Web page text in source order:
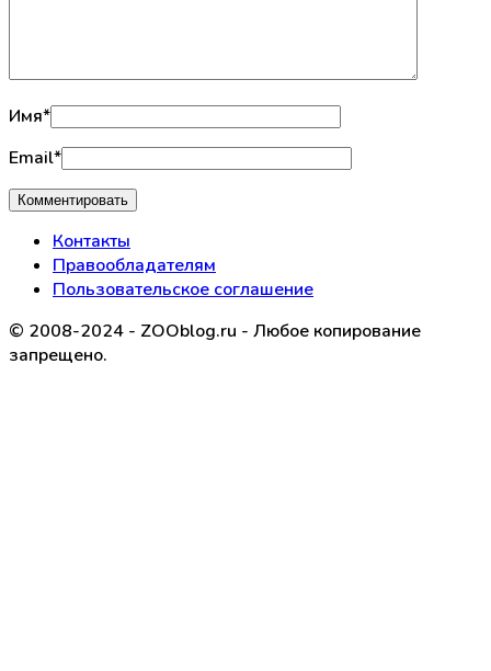
Имя*
Email*
Контакты
Правообладателям
Пользовательское соглашение
© 2008-2024 - ZOOblog.ru - Любое копирование
запрещено.